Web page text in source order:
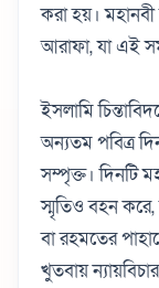
করা হয়।
আরাফা, যা এই
ইসলামি
অন্যতম পবিত্র
সম্পৃক্ত। দিনটি
স্মৃতিও বহন
বা রহমতের
খুতবায়